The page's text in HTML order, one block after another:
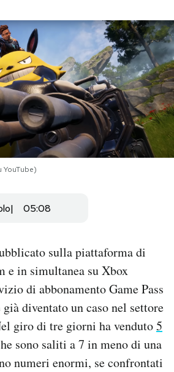
YouTube)
05:08
sulla piattaforma di
e in simultanea su Xbox
di abbonamento Game Pass
diventato un caso nel settore
giro di tre giorni ha venduto5
sono saliti a 7 in meno di una
numeri enormi, se confrontati